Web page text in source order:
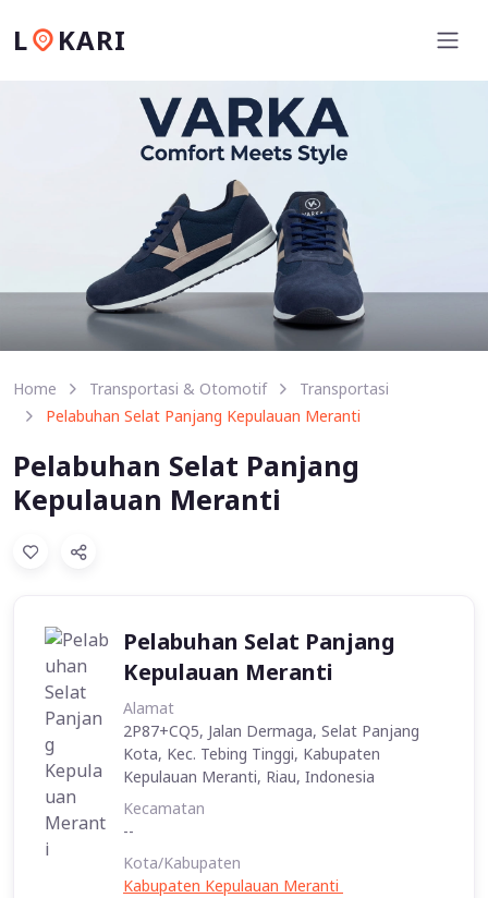
L KARI
Home Transportasi & Otomotif
Transportasi
Pelabuhan Selat Panjang Kepulauan Meranti
Pelabuhan Selat Panjang
Kepulauan Meranti
Pelabuhan Selat Panjang
Kepulauan Meranti
Alamat
2P87+CQ5, Jalan Dermaga, Selat Panjang
Kota, Kec. Tebing Tinggi, Kabupaten
Kepulauan Meranti, Riau, Indonesia
Kecamatan
--
Kota/Kabupaten
Kabupaten Kepulauan Meranti